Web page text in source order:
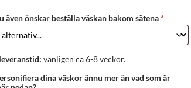
även önskar beställa väskan bakom sätena *
vanligen ca 6-8 veckor.
dina väskor ännu mer än vad som är